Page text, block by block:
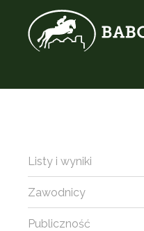
Listy i wyniki
Zawodnicy
Publiczność